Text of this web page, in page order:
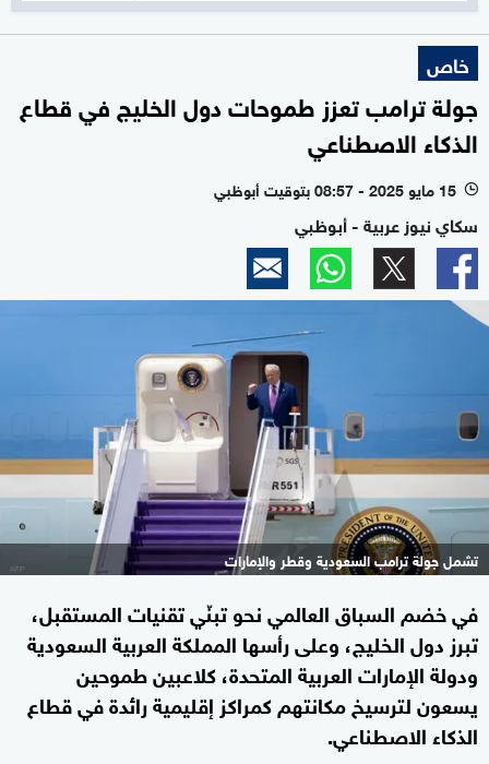
خاص
جولة ترامب تعزز طموحات دول الخليج في قطاع
الذكاء الاصطناعي
l 15 مايو 2025 - 08:57 بتوقيت أبوظبي
سكاي نيوز عربية - أبوظبي
تشمل جولة ترامب السعودية وقطر والإمارات
في خضم السباق العالمي نحو تبنّي تقنيات المستقبل،
تبرز دول الخليج، وعلى رأسها المملكة العربية السعودية
ودولة الإمارات العربية المتحدة، كلاعبين طموحين
يسعون لترسيخ مكانتهم كمراكز إقليمية رائدة في قطاع
الذكاء الاصطناعي.